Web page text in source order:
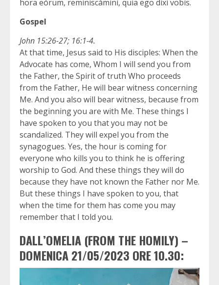
hora eórum, reminiscámini, quia ego dixi vobis.
Gospel
John 15:26-27; 16:1-4.
At that time, Jesus said to His disciples: When the
Advocate has come, Whom I will send you from
the Father, the Spirit of truth Who proceeds
from the Father, He will bear witness concerning
Me. And you also will bear witness, because from
the beginning you are with Me. These things I
have spoken to you that you may not be
scandalized. They will expel you from the
synagogues. Yes, the hour is coming for
everyone who kills you to think he is offering
worship to God. And these things they will do
because they have not known the Father nor Me.
But these things I have spoken to you, that
when the time for them has come you may
remember that I told you.
DALL’OMELIA (FROM THE HOMILY) –
DOMENICA 21/05/2023 ORE 10.30: